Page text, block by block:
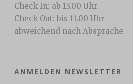
Check In: ab 13.00 Uhr
Check Out: bis 11.00 Uhr
abweichend nach Absprache
ANMELDEN NEWSLETTER